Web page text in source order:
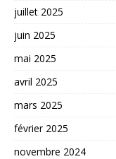
juillet 2025
juin 2025
mai 2025
avril 2025
mars 2025
février 2025
novembre 2024